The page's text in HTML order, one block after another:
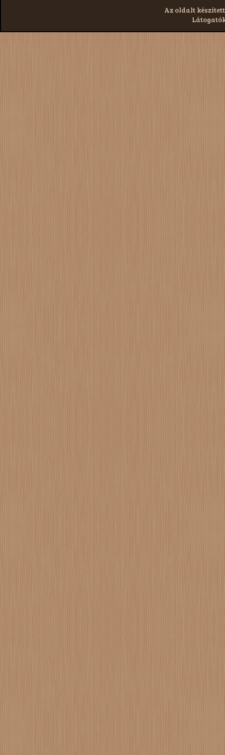
Az oldalt